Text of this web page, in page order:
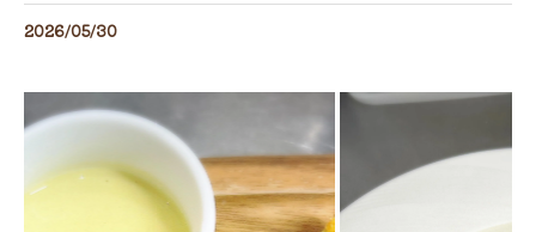
2026/05/30